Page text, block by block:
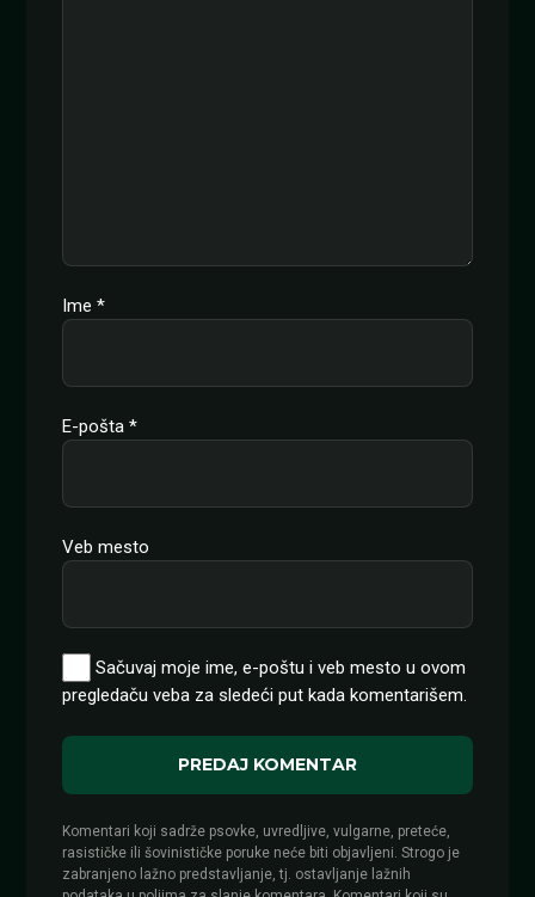
Ime *
E-pošta *
Veb mesto
Sačuvaj moje ime, e-poštu i veb mesto u ovom
pregledaču veba za sledeći put kada komentarišem.
Komentari koji sadrže psovke, uvredljive, vulgarne, preteće,
rasističke ili šovinističke poruke neće biti objavljeni. Strogo je
zabranjeno lažno predstavljanje, tj. ostavljanje lažnih